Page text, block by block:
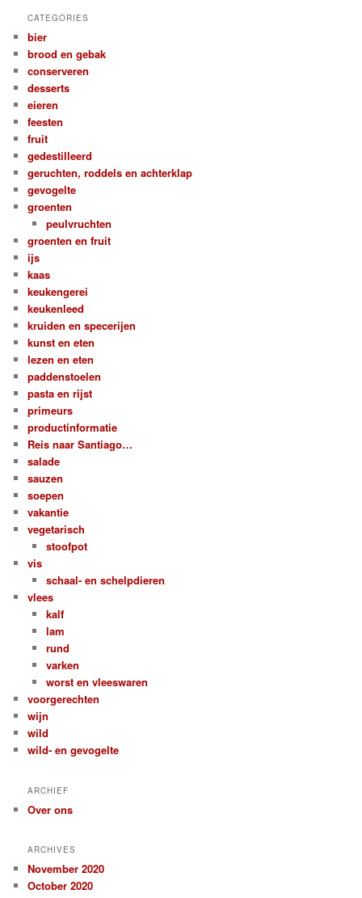
CATEGORIES
bier
brood en gebak
conserveren
desserts
eieren
feesten
fruit
gedestilleerd
geruchten, roddels en achterklap
gevogelte
groenten
peulvruchten
groenten en fruit
ijs
kaas
keukengerei
keukenleed
kruiden en specerijen
kunst en eten
lezen en eten
paddenstoelen
pasta en rijst
primeurs
productinformatie
Reis naar Santiago…
salade
sauzen
soepen
vakantie
vegetarisch
stoofpot
vis
schaal- en schelpdieren
vlees
kalf
lam
rund
varken
worst en vleeswaren
voorgerechten
wijn
wild
wild- en gevogelte
ARCHIEF
Over ons
ARCHIVES
November 2020
October 2020